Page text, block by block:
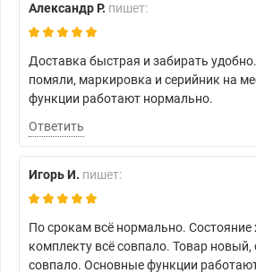
Александр Р. пишет:
Доставка быстрая и забирать
помяли, маркировка и серийник на
функции работают нормально.
Ответить
Игорь И. пишет:
По срокам всё нормально. Состояние
комплекту всё совпало. Товар новый,
совпало. Основные функции